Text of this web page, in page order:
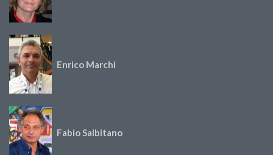
Enrico Marchi
Fabio Salbitano